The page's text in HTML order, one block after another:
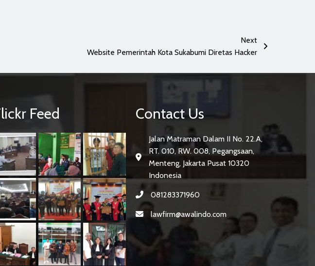
Next
Website Pemerintah Kota Sukabumi Diretas Hacker
Feed Contact Us
Jalan Matraman Dalam II No. 22.A,
RT. 010, RW. 008, Pegangsaan,
Menteng, Jakarta Pusat 10320
Indonesia
081283371960
lawfirm@awalindo.com